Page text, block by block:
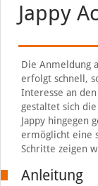
Jappy
Die Anmeldung
erfolgt schnell,
Interesse an
gestaltet sich
Jappy hingegen
ermöglicht eine
Schritte zeigen
Anleitung